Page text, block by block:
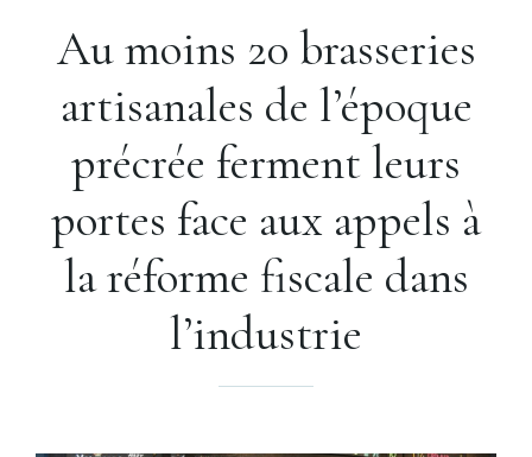
Au moins 20 brasseries
artisanales de l’époque
précrée ferment leurs
portes face aux appels à
la réforme fiscale dans
l’industrie